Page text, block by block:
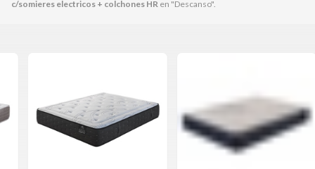
c/somieres electricos + colchones HR en "Descanso".